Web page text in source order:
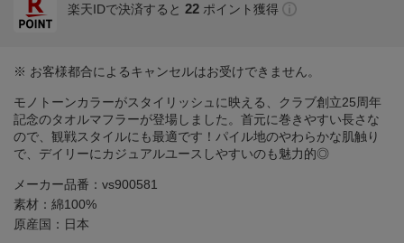
楽天IDで決済すると 22 ポイント獲得
※ お客様都合によるキャンセルはお受けできません。
モノトーンカラーがスタイリッシュに映える、クラブ創立25周年
記念のタオルマフラーが登場しました。首元に巻きやすい長さな
ので、観戦スタイルにも最適です！パイル地のやわらかな肌触り
で、デイリーにカジュアルユースしやすいのも魅力的◎
メーカー品番：vs900581
素材：綿100%
原産国：日本